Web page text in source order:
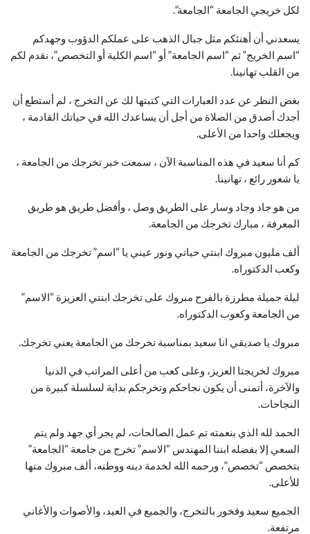
لكل خريجي الجامعة “الجامعة”.
يسعدني أن أهنئكم مثل جبال الذهب على عملكم الدؤوب وجهدكم
“اسم الخريج” ثم “اسم الجامعة” أو “اسم الكلية أو التخصص”، نقدم لكم
من القلب تهانينا.
بغض النظر عن عدد العبارات التي كتبتها لك عن التخرج ، لم أستطع أن
أجدك أصدق من الصلاة من أجل أن يساعدك الله في حياتك القادمة ،
ويجعلك واحدا من الأعلى.
كم أنا سعيد في هذه المناسبة الآن ، سمعت خبر تخرجك من الجامعة ،
يا شعور رائع ، تهانينا.
من هو جاد وجاد وسار على الطريق وصل ، وأفضل طريق هو طريق
المعرفة ، مبارك تخرجك من الجامعة.
ألف مليون مبروك ابنتي حياتي ونور عيني يا “اسم” تخرجك من الجامعة
وكعب الدكتوراه.
ليلة جميلة مطرزة بالفرح مبروك على تخرجك ابنتي العزيزة “الاسم”
من الجامعة وكعوب الدكتوراه.
مبروك يا صديقي انا سعيد بمناسبة تخرجك من الجامعة يعني تخرجك.
مبروك لخريجنا العزيز، وعلى كعب من أعلى المراتب في الدنيا
والآخرة، أتمنى أن يكون نجاحكم وتخرجكم بداية لسلسلة كبيرة من
النجاحات.
الحمد لله الذي بنعمته تم عمل الصالحات، لم يجر أي جهد ولم يتم
السعي إلا بفضله ابننا المهندس “الاسم” تخرج من جامعة “الجامعة”
بتخصص “تخصص”، ورحمه الله لخدمة دينه ووطنه، ألف مبروك منها
للأعلى.
الجميع سعيد وفخور بالتخرج، والجميع في العيد، والأصوات والأغاني
مرتفعة.